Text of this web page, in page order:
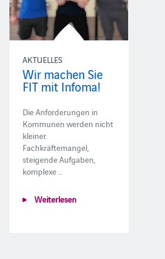
AKTUELLES
Wir machen Sie
FIT mit Infoma!
Die Anforderungen in
Kommunen werden nicht
kleiner.
Fachkräftemangel,
steigende Aufgaben,
komplexe …
Weiterlesen